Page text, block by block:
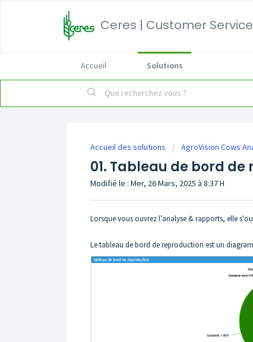
Ceres | Customer
Accueil Solutions
Accueil des solutions AgroVision Cows
01. Tableau de bord
Modifié le : Mer, 26 Mars, 2025 à 8:37 H
Lorsque vous ouvrez l'analyse & rapports, elle
Le tableau de bord de reproduction est un